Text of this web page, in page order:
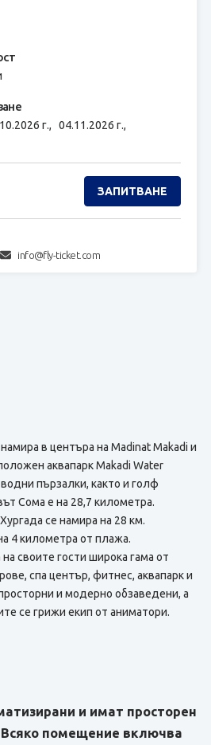
г., 04.11.2026 г.,
info@fly-ticket.com
ЗАПИТВАНЕ
в центъра на Madinat Makadi и
аквапарк Makadi Water
пързалки, както и голф
Сома е на 28,7 километра.
се намира на 28 км.
4 километра от плажа.
своите гости широка гама от
спа център, фитнес, аквапарк и
и модерно обзаведени, а
се грижи екип от аниматори.
и имат просторен
Всяко помещение включва